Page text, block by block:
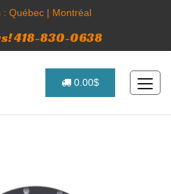
: Québec| Montréal
418-830-0638
0.00$